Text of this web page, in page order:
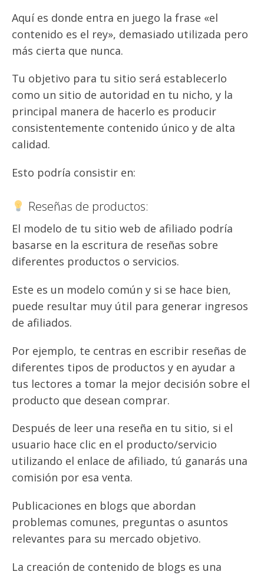
Aquí es donde entra en juego la frase «el
contenido es el rey», demasiado utilizada pero
más cierta que nunca.
Tu objetivo para tu sitio será establecerlo
como un sitio de autoridad en tu nicho, y la
principal manera de hacerlo es producir
consistentemente contenido único y de alta
calidad.
Esto podría consistir en:
Reseñas de productos:
El modelo de tu sitio web de afiliado podría
basarse en la escritura de reseñas sobre
diferentes productos o servicios.
Este es un modelo común y si se hace bien,
puede resultar muy útil para generar ingresos
de afiliados.
Por ejemplo, te centras en escribir reseñas de
diferentes tipos de productos y en ayudar a
tus lectores a tomar la mejor decisión sobre el
producto que desean comprar.
Después de leer una reseña en tu sitio, si el
usuario hace clic en el producto/servicio
utilizando el enlace de afiliado, tú ganarás una
comisión por esa venta.
Publicaciones en blogs que abordan
problemas comunes, preguntas o asuntos
relevantes para su mercado objetivo.
La creación de contenido de blogs es una